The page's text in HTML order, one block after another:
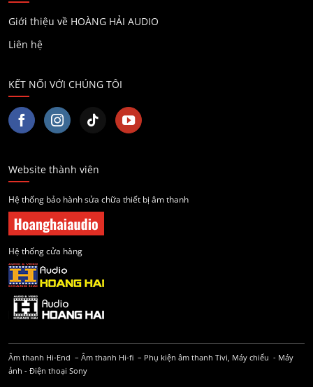
Giới thiệu về HOÀNG HẢI AUDIO
Liên hệ
KẾT NỐI VỚI CHÚNG TÔI
Website thành viên
Hệ thống bảo hành sửa chữa thiết bị âm thanh
Hệ thống cửa hàng
Âm thanh Hi-End – Âm thanh Hi-fi – Phụ kiện âm thanh Tivi, Máy chiếu - Máy
ảnh - Điện thoại Sony